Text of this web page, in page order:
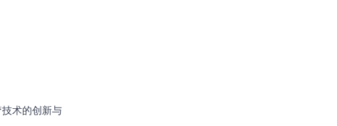
术的创新与